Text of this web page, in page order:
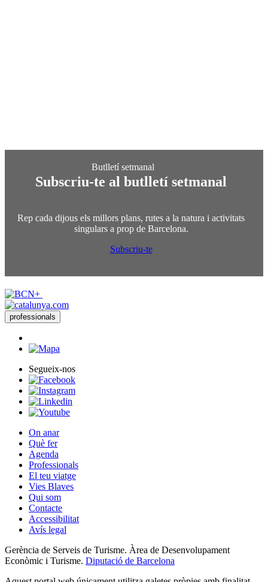
Subscriu-te al butlletí setmanal
Rep cada dijous els millors plans, rutes a la natura i activitats
singulars a prop de Barcelona.
Subscriu-te
professionals
Segueix-nos
On anar
Què fer
Agenda
Professionals
El teu viatge
Vies Blaves
Qui som
Contacte
Accessibilitat
Avís legal
Gerència de Serveis de Turisme. Àrea de Desenvolupament
Econòmic i Turisme. Diputació de Barcelona